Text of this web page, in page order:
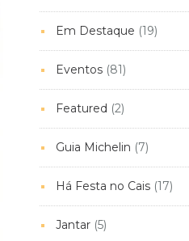
Em Destaque (19)
Eventos(81)
Featured (2)
Guia Michelin (7)
Há Festa no Cais(17)
Jantar(5)